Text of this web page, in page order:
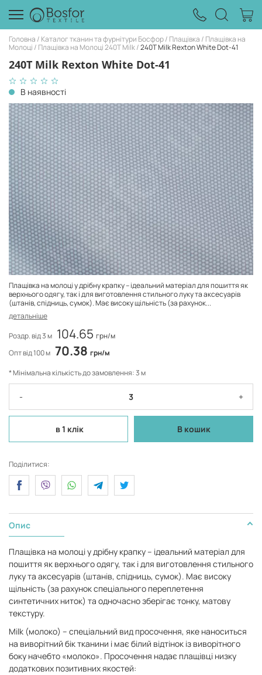
Головна Каталог тканин та фурнітури Босфор Плащівка
Плащівка на
Молоці
Плащівка на Молоці 240Т Milk 240T Milk Rexton White Dot-41
240T Milk Rexton White Dot-41
В наявності
Плащівка на молоці у дрібну крапку – ідеальний матеріал для пошиття як
верхнього одягу, так і для виготовлення стильного луку та аксесуарів
(штанів, спідниць, сумок). Має високу щільність (за рахунок...
детальніше
Роздр. від 3 м 104.65 грн/м
Опт від 100 м 70.38 грн/м
* Мінімальна кількість до замовлення: 3 м
- +
в 1 клік В кошик
Поділитися:
Опис
Плащівка на молоці у дрібну крапку– ідеальний матеріал для
пошиття як верхнього одягу, так і для виготовлення стильного
луку та аксесуарів (штанів, спідниць, сумок). Має високу
щільність (за рахунок спеціального переплетення
синтетичних ниток) та одночасно зберігає тонку, матову
текстуру.
Milk (молоко) – спеціальний вид просочення, яке наноситься
на виворітний бік тканини і має білий відтінок із виворітного
боку начебто «молоко». Просочення надає плащівці низку
додаткових позитивних якостей: